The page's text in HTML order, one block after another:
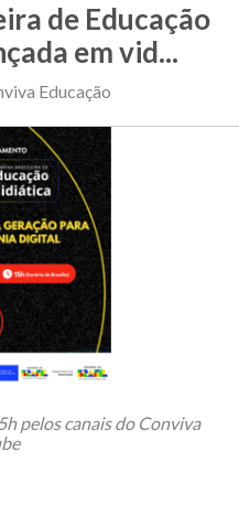
de Educação
em vid...
Educação
pelos canais do Conviva